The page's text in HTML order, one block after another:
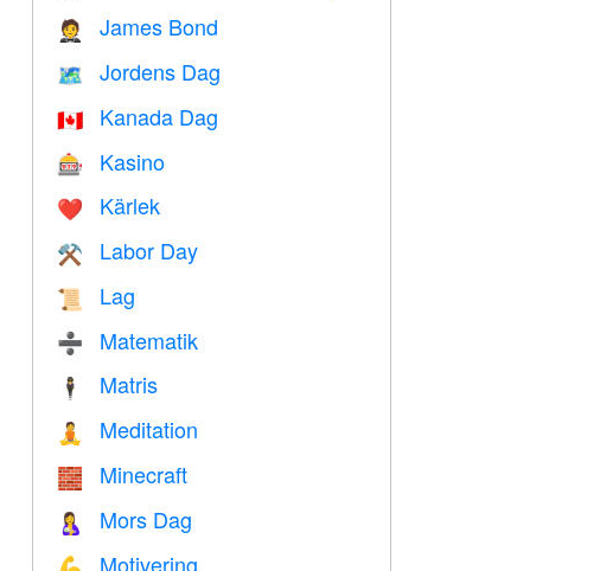
🤵 James Bond
🗺️ Jordens Dag
🇨🇦 Kanada Dag
🎰 Kasino
❤️️ Kärlek
⚒️ Labor Day
📜 Lag
➗ Matematik
🕴️ Matris
🧘 Meditation
🧱 Minecraft
🤱 Mors Dag
Motivering